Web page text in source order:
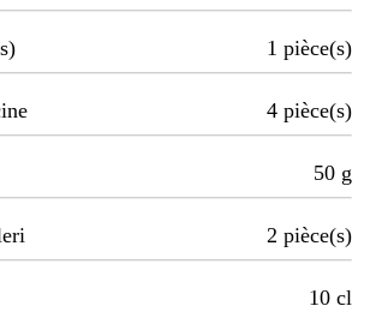
1 pièce(s)
4 pièce(s)
50 g
2 pièce(s)
10 cl